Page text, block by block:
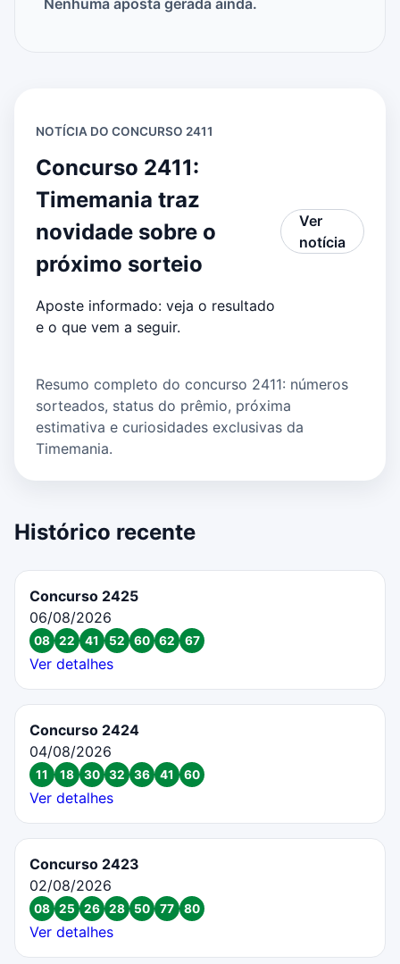
NOTÍCIA DO CONCURSO 2411
Concurso 2411:
Timemania traz
novidade sobre o
próximo sorteio
Aposte informado: veja o resultado
e o que vem a seguir.
Ver
notícia
Resumo completo do concurso 2411: números
sorteados, status do prêmio, próxima
estimativa e curiosidades exclusivas da
Timemania.
Histórico recente
Concurso 2425
06/08/2026
08 22 41 52 60 62 67
Ver detalhes
Concurso 2424
04/08/2026
11 18 30 32 36 41 60
Ver detalhes
Concurso 2423
02/08/2026
08 25 26 28 50 77 80
Ver detalhes